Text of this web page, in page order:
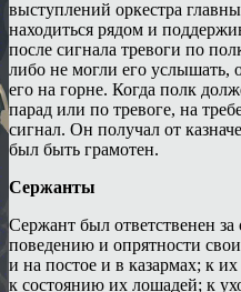
выступлений оркестра
находиться рядом и
после сигнала тревоги по
либо не могли его услышать,
его на горне. Когда полк
парад или по тревоге, на
сигнал. Он получал от
был быть грамотен.
Сержанты
Сержант был ответственен
поведению и опрятности
и на постое и в казармах; к
к состоянию их лошадей; к